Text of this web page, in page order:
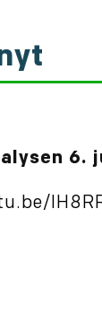
6.